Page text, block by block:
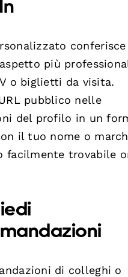
più
o biglietti da visita.
pubblico nelle
del profilo in un
il tuo nome o
facilmente trovabile
di colleghi o